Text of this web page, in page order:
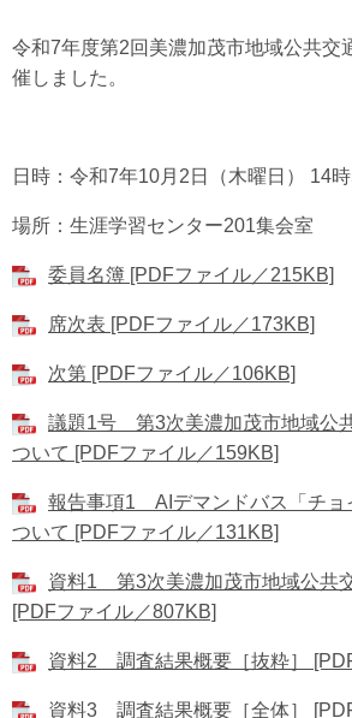
令和7年度第2回美濃加茂市地域公共交
催しました。
日時：令和7年10月2日（木曜日） 14
場所：生涯学習センター201集会室
委員名簿 [PDFファイル／215KB]
席次表 [PDFファイル／173KB]
次第 [PDFファイル／106KB]
議題1号 第3次美濃加茂市地域公
ついて [PDFファイル／159KB]
報告事項1 AIデマンドバス「チョ
ついて [PDFファイル／131KB]
資料1 第3次美濃加茂市地域公共
[PDFファイル／807KB]
資料2 調査結果概要［抜粋］
資料3 調査結果概要［全体］